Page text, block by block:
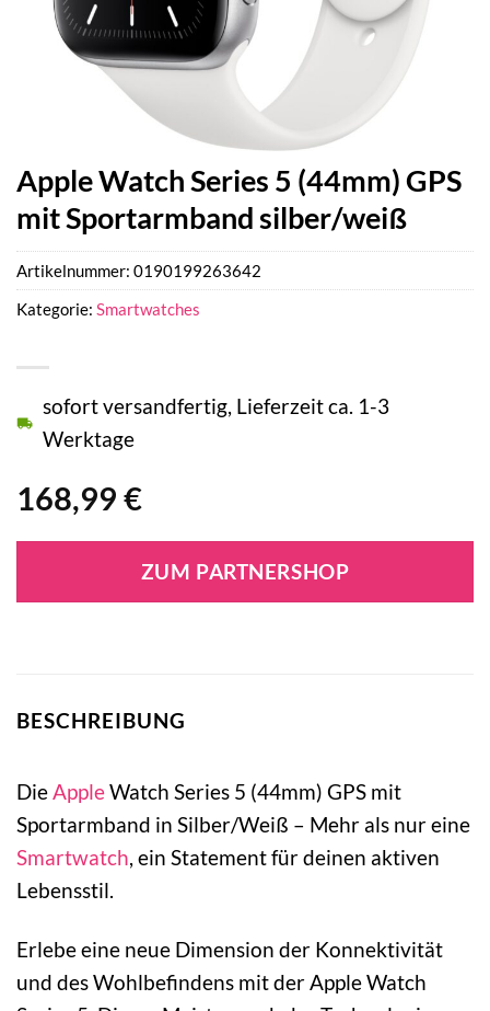
Apple Watch Series 5 (44mm) GPS
mit Sportarmband silber/weiß
168,99 €
sofort versandfertig, Lieferzeit ca. 1-3
Werktage
ZUM PARTNERSHOP
Artikelnummer: 0190199263642
Kategorie: Smartwatches
BESCHREIBUNG
Die AppleWatch Series 5 (44mm) GPS mit
Sportarmband in Silber/Weiß – Mehr als nur eine
Smartwatch , ein Statement für deinen aktiven
Lebensstil.
Erlebe eine neue Dimension der Konnektivität
und des Wohlbefindens mit der Apple Watch